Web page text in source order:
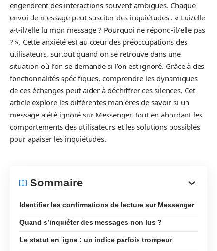
engendrent des interactions souvent ambiguës. Chaque
envoi de message peut susciter des inquiétudes : « Lui/elle
a-t-il/elle lu mon message ? Pourquoi ne répond-il/elle pas
? ». Cette anxiété est au cœur des préoccupations des
utilisateurs, surtout quand on se retrouve dans une
situation où l’on se demande si l’on est ignoré. Grâce à des
fonctionnalités spécifiques, comprendre les dynamiques
de ces échanges peut aider à déchiffrer ces silences. Cet
article explore les différentes manières de savoir si un
message a été ignoré sur Messenger, tout en abordant les
comportements des utilisateurs et les solutions possibles
pour apaiser les inquiétudes.
Sommaire
Identifier les confirmations de lecture sur Messenger
Quand s’inquiéter des messages non lus ?
Le statut en ligne : un indice parfois trompeur